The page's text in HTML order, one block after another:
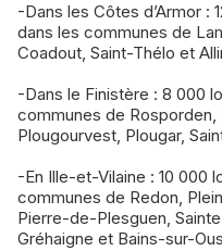
-Dans les Côtes d’Armor :
dans les communes de
Coadout, Saint-Thélo et
-Dans le Finistère : 8 000
communes de Rosporden,
Plougourvest, Plougar,
-En Ille-et-Vilaine : 10 000
communes de Redon,
Pierre-de-Plesguen,
Gréhaigne et Bains-sur-